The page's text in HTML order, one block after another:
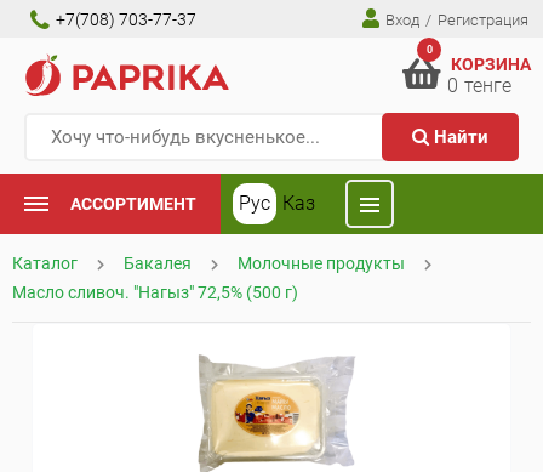
+7(708) 703-77-37 Вход / Регистрация
Найти
0
КОРЗИНА
0 тенге
АССОРТИМЕНТ Рус Каз
Каталог Бакалея
Молочные продукты
Масло сливоч. "Нагыз" 72,5% (500 г)